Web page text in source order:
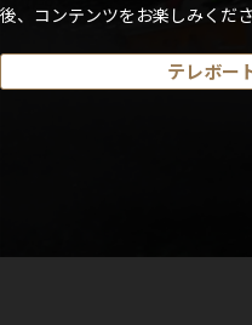
後、コンテンツをお楽しみくださ
テレボー